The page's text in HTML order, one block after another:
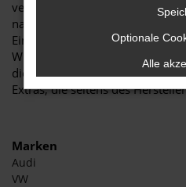
verwurzelter Familienbetrieb.
naturgemäß das „Non-Plus-
Einsteigen in ein Fahrzeug, das
Wünsche und Vorgaben gebaut
die Lackierung, Motorisierung
Extras, die seitens des
Marken
Audi
VW
Optionale
Alle